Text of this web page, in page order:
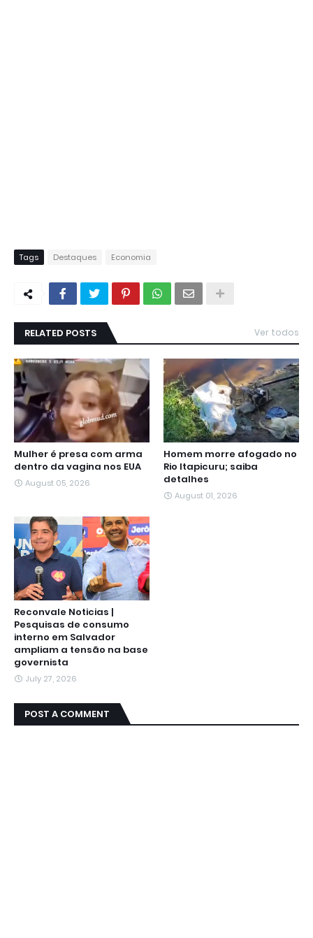
Tags Destaques Economia
RELATED POSTS Ver todos
Mulher é presa com arma
dentro da vagina nos EUA
August 05, 2026
Homem morre afogado no
Rio Itapicuru; saiba
detalhes
August 01, 2026
Reconvale Noticias |
Pesquisas de consumo
interno em Salvador
ampliam a tensão na base
governista
July 27, 2026
POST A COMMENT